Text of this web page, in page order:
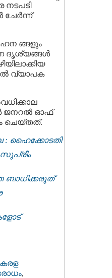
ങ്ങളും
ദൃശ്യങ്ങള്‍
വ്യാപക
ജനറല്‍ ഓഫ്
ചെയ്തത്.
: ഹൈക്കോടതി
ബാധിക്കരുത്‌
,